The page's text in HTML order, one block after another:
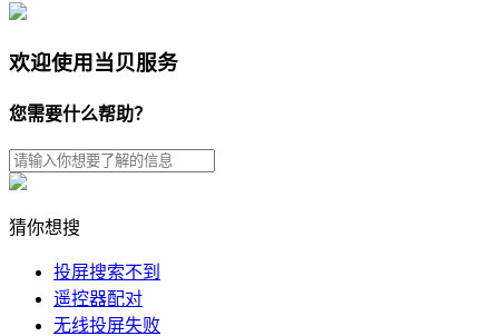
欢迎使用当贝服务
您需要什么帮助？
猜你想搜
投屏搜索不到
遥控器配对
无线投屏失败